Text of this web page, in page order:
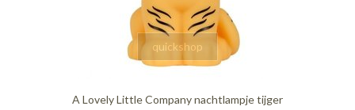
quickshop
A Lovely Little Company nachtlampje tijger